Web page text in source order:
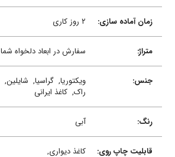
زمان آماده سازی: ۲ روز کاری
متراژ: سفارش در ابعاد دلخواه شما
جنس: ویکتوریا,گراسیا, شایلین,
راک,کاغذ ایرانی
رنگ: آبی
قابلیت چاپ روی: کاغذ دیواری,